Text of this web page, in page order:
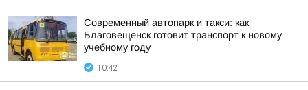
Современный автопарк и такси: как
Благовещенск готовит транспорт к новому
учебному году
10:42